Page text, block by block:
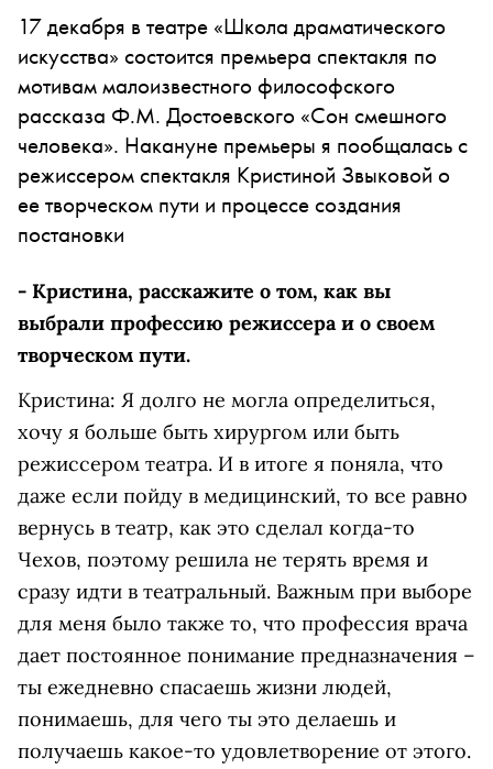
17 декабря в театре «Школа драматического
искусства» состоится премьера спектакля по
мотивам малоизвестного философского
рассказа Ф.М. Достоевского «Сон смешного
человека». Накануне премьеры я пообщалась с
режиссером спектакля Кристиной Звыковой о
ее творческом пути и процессе создания
постановки
- Кристина, расскажите о том, как вы
выбрали профессию режиссера и о своем
творческом пути.
Кристина: Я долго не могла определиться,
хочу я больше быть хирургом или быть
режиссером театра. И в итоге я поняла, что
даже если пойду в медицинский, то все равно
вернусь в театр, как это сделал когда-то
Чехов, поэтому решила не терять время и
сразу идти в театральный. Важным при выборе
для меня было также то, что профессия врача
дает постоянное понимание предназначения –
ты ежедневно спасаешь жизни людей,
понимаешь, для чего ты это делаешь и
получаешь какое-то удовлетворение от этого.